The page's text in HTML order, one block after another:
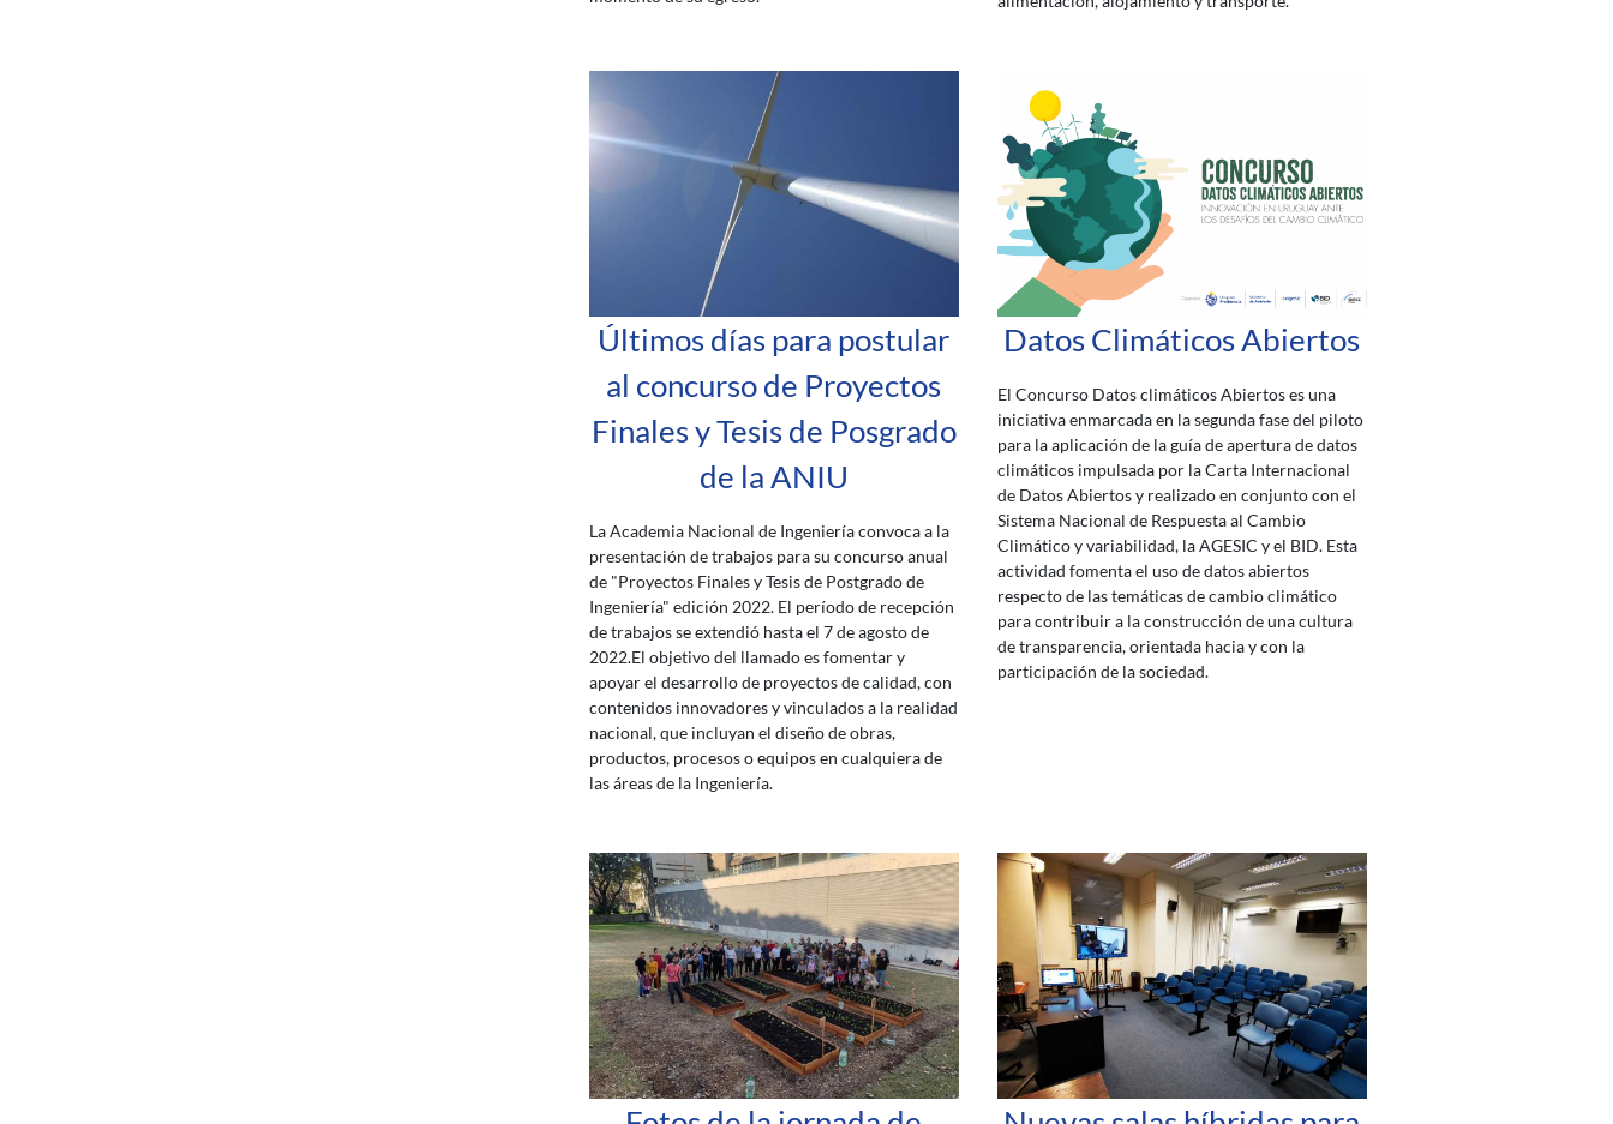
Últimos días para postular
al concurso de Proyectos
Finales y Tesis de Posgrado
de la ANIU
La Academia Nacional de Ingeniería convoca a la
presentación de trabajos para su concurso anual
de "Proyectos Finales y Tesis de Postgrado de
Ingeniería" edición 2022. El período de recepción
de trabajos se extendió hasta el 7 de agosto de
2022.El objetivo del llamado es fomentar y
apoyar el desarrollo de proyectos de calidad, con
contenidos innovadores y vinculados a la realidad
nacional, que incluyan el diseño de obras,
productos, procesos o equipos en cualquiera de
las áreas de la Ingeniería.
Datos Climáticos Abiertos
El Concurso Datos climáticos Abiertos es una
iniciativa enmarcada en la segunda fase del piloto
para la aplicación de la guía de apertura de datos
climáticos impulsada por la Carta Internacional
de Datos Abiertos y realizado en conjunto con el
Sistema Nacional de Respuesta al Cambio
Climático y variabilidad, la AGESIC y el BID. Esta
actividad fomenta el uso de datos abiertos
respecto de las temáticas de cambio climático
para contribuir a la construcción de una cultura
de transparencia, orientada hacia y con la
participación de la sociedad.